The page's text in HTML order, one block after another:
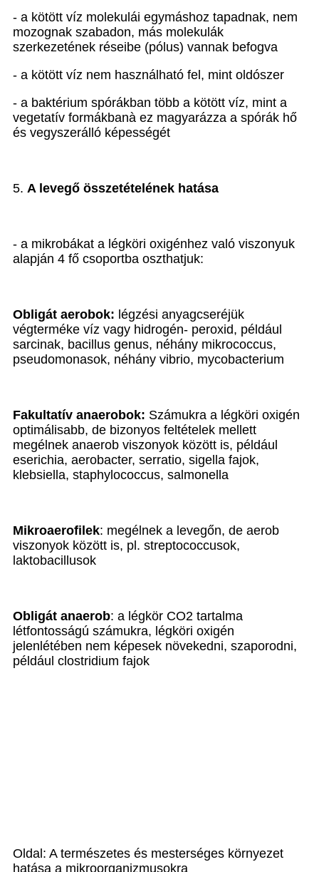
- a kötött víz molekulái egymáshoz tapadnak, nem
mozognak szabadon, más molekulák
szerkezetének réseibe (pólus) vannak befogva
- a kötött víz nem használható fel, mint oldószer
- a baktérium spórákban több a kötött víz, mint a
vegetatív formákbanà ez magyarázza a spórák hő
és vegyszerálló képességét
5. Alevegő összetételének hatása
- a mikrobákat a légköri oxigénhez való viszonyuk
alapján 4 fő csoportba oszthatjuk:
Obligát aerobok: légzési anyagcseréjük
végterméke víz vagy hidrogén- peroxid, például
sarcinak, bacillus genus, néhány mikrococcus,
pseudomonasok, néhány vibrio, mycobacterium
Fakultatív anaerobok: Számukra a légköri oxigén
optimálisabb, de bizonyos feltételek mellett
megélnek anaerob viszonyok között is, például
eserichia, aerobacter, serratio, sigella fajok,
klebsiella, staphylococcus, salmonella
Mikroaerofilek: megélnek a levegőn, de aerob
viszonyok között is, pl. streptococcusok,
laktobacillusok
Obligát anaerob: a légkör CO2 tartalma
létfontosságú számukra, légköri oxigén
jelenlétében nem képesek növekedni, szaporodni,
például clostridium fajok
Oldal: A természetes és mesterséges környezet
hatása a mikroorganizmusokra